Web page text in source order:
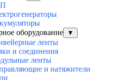
оборудование
▼
ленты
и соединения
ленты
и натяжители